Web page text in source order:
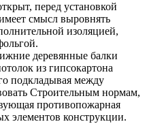
перед установкой
смысл выровнять
изоляцией,
деревянные балки
из гипсокартона
подкладывая между
Строительным нормам,
противопожарная
элементов конструкции.